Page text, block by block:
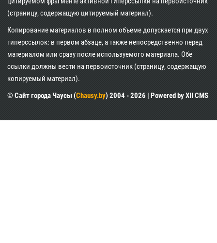
(страницу, содержащую цитируемый материал).
Копирование материалов в полном объеме допускается при двух
гиперссылок: в первом абзаце, а также непосредственно перед
материалом или сразу после используемого материала. Обе
ссылки должны вести на первоисточник (страницу, содержащую
копируемый материал).
© Сайт города Чаусы (Chausy.by) 2004 - 2026 | Powered by XII CMS